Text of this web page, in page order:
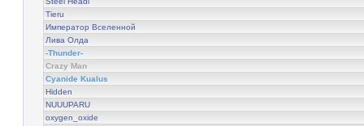
Tieru
Император Вселенной
Лива Олда
-Thunder-
Crazy Man
Cyanide Kualus
Hidden
NUUUPARU
oxygen_oxide